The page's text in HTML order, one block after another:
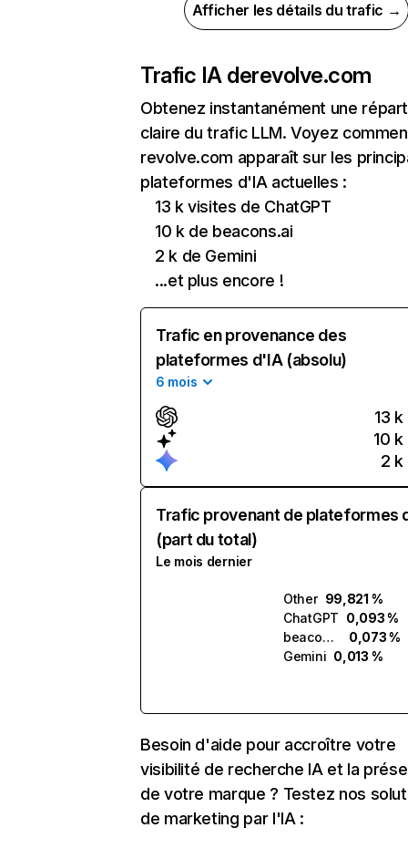
Afficher les détails du trafic →
Trafic IA derevolve.com
Obtenez instantanément une
claire du trafic LLM. Voyez
revolve.com apparaît sur les
plateformes d'IA actuelles :
13 k visites de ChatGPT
10 k de beacons.ai
2 k de Gemini
...et plus encore !
Trafic en provenance des
plateformes d'IA (absolu)
6 mois
13 k
10 k
2 k
Trafic provenant de plateformes
(part du total)
Le mois dernier
Other 99,821 %
ChatGPT 0,093 %
beacons.ai
0,073 %
Gemini 0,013 %
Besoin d'aide pour accroître votre
visibilité de recherche IA et la
de votre marque ? Testez nos
de marketing par l'IA :